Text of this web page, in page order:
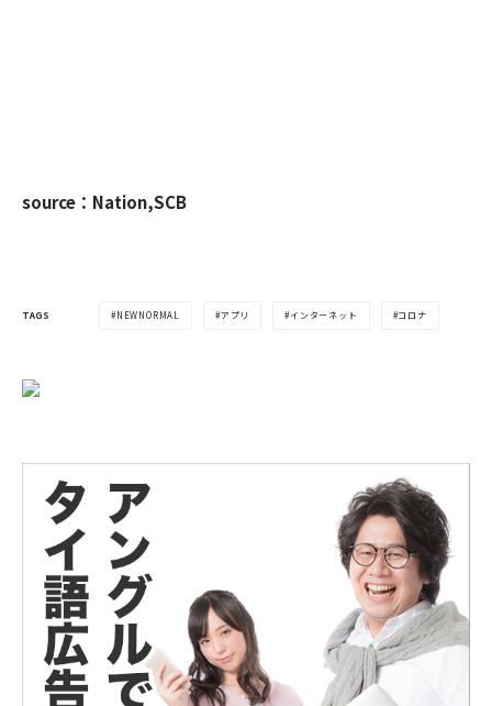
source：Nation,SCB
TAGS NEWNORMAL アプリ インターネット コロナ